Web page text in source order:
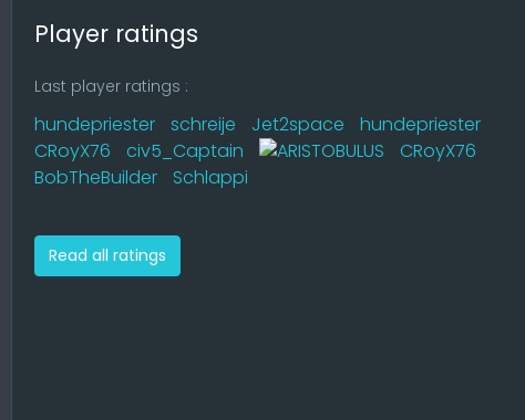
Player ratings
Last player ratings :
hundepriester schreije Jet2space
hundepriester
CRoyX76
civ5_Captain
CRoyX76
BobTheBuilder
Schlappi
Read all ratings